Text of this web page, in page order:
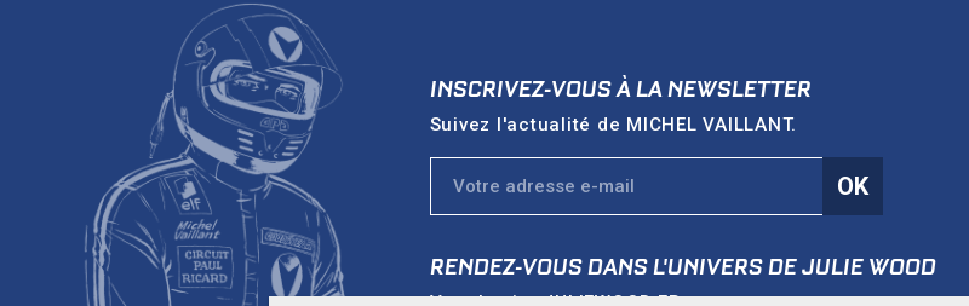
INSCRIVEZ-VOUS À LA NEWSLETTER
Suivez l'actualité de MICHEL VAILLANT.
OK
RENDEZ-VOUS DANS L'UNIVERS DEJULIE WOOD